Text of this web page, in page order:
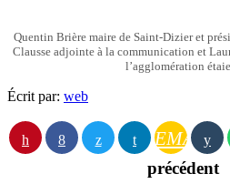
Quentin Brière maire de Saint-Dizier et
Clausse adjointe à la communication et
l’agglomération
Écrit par: web
EMAIL
précédent